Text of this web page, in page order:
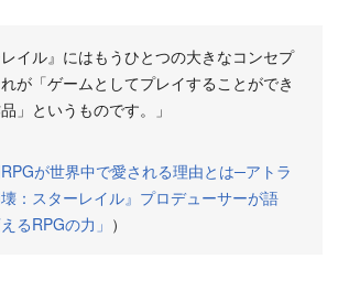
レイル』にはもうひとつの大きなコンセプ
が「ゲームとしてプレイすることができ
」というものです。」
が世界中で愛される理由とは─アトラ
：スターレイル』プロデューサーが語
るRPGの力」 ）